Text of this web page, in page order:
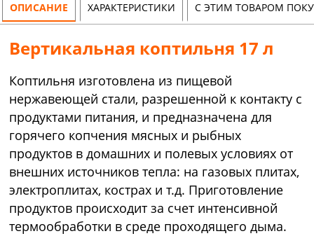
ОПИСАНИЕ ХАРАКТЕРИСТИКИ С ЭТИМ ТОВАРОМ
Вертикальная коптильня 17 л
Коптильня изготовлена из пищевой
нержавеющей стали, разрешенной к контакту с
продуктами питания, и предназначена для
горячего копчения мясных и рыбных
продуктов в домашних и полевых условиях от
внешних источников тепла: на газовых плитах,
электроплитах, кострах и т.д. Приготовление
продуктов происходит за счет интенсивной
термообработки в среде проходящего дыма.